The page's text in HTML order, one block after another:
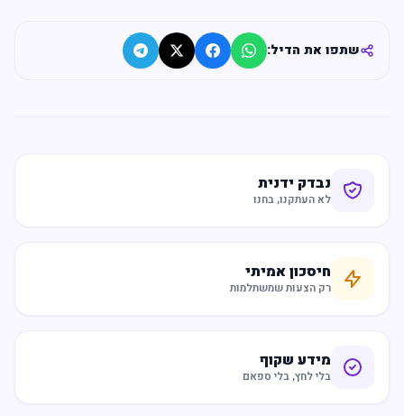
שתפו את הדיל:
נבדק ידנית
לא העתקנו, בחנו
חיסכון אמיתי
רק הצעות שמשתלמות
מידע שקוף
בלי לחץ, בלי ספאם